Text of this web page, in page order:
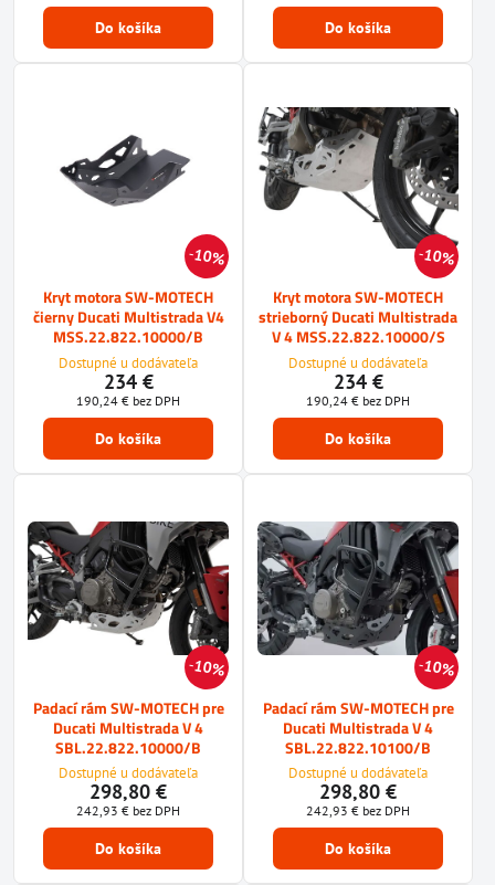
Do košíka Do košíka
10%
Kryt motora SW-MOTECH
čierny Ducati Multistrada V4
MSS.22.822.10000/B
Dostupné u dodávateľa
234 €
190,24 € bez DPH
Do košíka
10%
Kryt motora SW-MOTECH
strieborný Ducati Multistrada
V 4 MSS.22.822.10000/S
Dostupné u dodávateľa
234 €
190,24 € bez DPH
Do košíka
10%
Padací rám SW-MOTECH pre
Ducati Multistrada V 4
SBL.22.822.10000/B
Dostupné u dodávateľa
298,80 €
242,93 € bez DPH
Do košíka
10%
Padací rám SW-MOTECH pre
Ducati Multistrada V 4
SBL.22.822.10100/B
Dostupné u dodávateľa
298,80 €
242,93 € bez DPH
Do košíka